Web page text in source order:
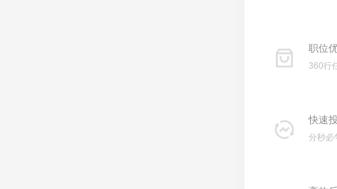
职位
360行
快速
分秒必